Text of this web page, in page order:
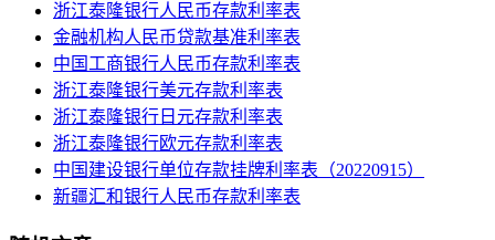
浙江泰隆银行人民币存款利率表
金融机构人民币贷款基准利率表
中国工商银行人民币存款利率表
浙江泰隆银行美元存款利率表
浙江泰隆银行日元存款利率表
浙江泰隆银行欧元存款利率表
中国建设银行单位存款挂牌利率表（20220915）
新疆汇和银行人民币存款利率表